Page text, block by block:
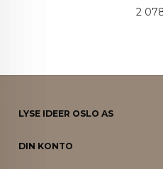
Pris
2
LYSE IDEER OSLO AS
DIN KONTO